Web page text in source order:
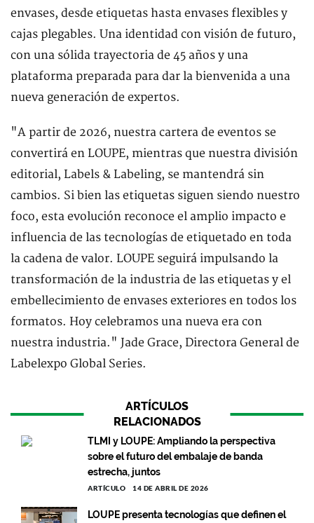
envases, desde etiquetas hasta envases flexibles y
cajas plegables. Una identidad con visión de futuro,
con una sólida trayectoria de 45 años y una
plataforma preparada para dar la bienvenida a una
nueva generación de expertos.
"A partir de 2026, nuestra cartera de eventos se
convertirá en LOUPE, mientras que nuestra división
editorial, Labels & Labeling, se mantendrá sin
cambios. Si bien las etiquetas siguen siendo nuestro
foco, esta evolución reconoce el amplio impacto e
influencia de las tecnologías de etiquetado en toda
la cadena de valor. LOUPE seguirá impulsando la
transformación de la industria de las etiquetas y el
embellecimiento de envases exteriores en todos los
formatos. Hoy celebramos una nueva era con
nuestra industria." Jade Grace, Directora General de
Labelexpo Global Series.
ARTÍCULOS
RELACIONADOS
TLMI y LOUPE: Ampliando la perspectiva
sobre el futuro del embalaje de banda
estrecha, juntos
ARTÍCULO 14 DE ABRIL DE 2026
LOUPE presenta tecnologías que definen el